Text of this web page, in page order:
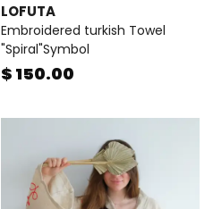
LOFUTA
Embroidered turkish Towel
"Spiral"Symbol
$ 150.00